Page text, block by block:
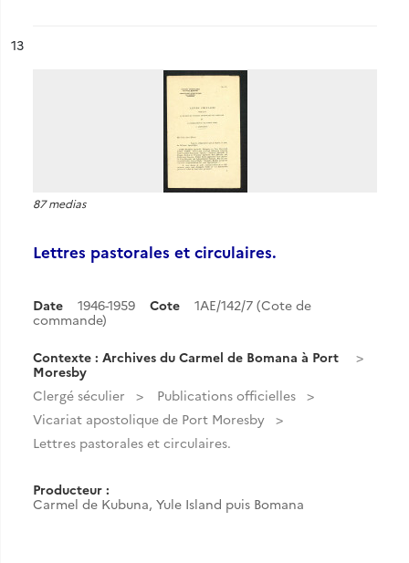
n°
13
87 medias
Lettres pastorales et circulaires.
Date 1946-1959 Cote
1AE/142/7 (Cote de
commande)
Contexte : Archives du Carmel de Bomana à Port
Moresby
Clergé séculier
Publications officielles
Vicariat apostolique de Port Moresby
Lettres pastorales et circulaires.
Producteur :
Carmel de Kubuna, Yule Island puis Bomana